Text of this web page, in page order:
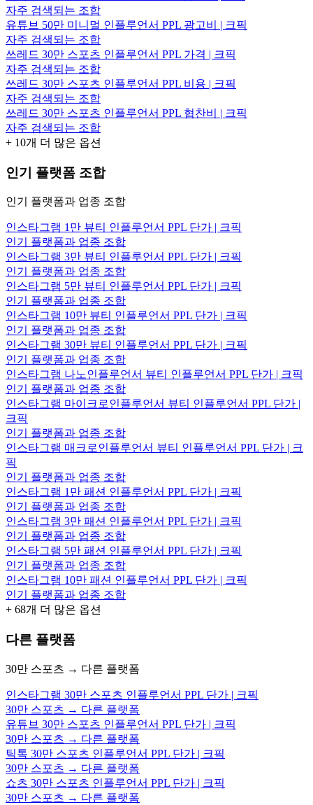
자주 검색되는 조합
유튜브 50만 미니멀 인플루언서 PPL 광고비 | 크픽
자주 검색되는 조합
쓰레드 30만 스포츠 인플루언서 PPL 가격 | 크픽
자주 검색되는 조합
쓰레드 30만 스포츠 인플루언서 PPL 비용 | 크픽
자주 검색되는 조합
쓰레드 30만 스포츠 인플루언서 PPL 협찬비 | 크픽
자주 검색되는 조합
+ 10개 더 많은 옵션
인기 플랫폼 조합
인기 플랫폼과 업종 조합
인스타그램 1만 뷰티 인플루언서 PPL 단가 | 크픽
인기 플랫폼과 업종 조합
인스타그램 3만 뷰티 인플루언서 PPL 단가 | 크픽
인기 플랫폼과 업종 조합
인스타그램 5만 뷰티 인플루언서 PPL 단가 | 크픽
인기 플랫폼과 업종 조합
인스타그램 10만 뷰티 인플루언서 PPL 단가 | 크픽
인기 플랫폼과 업종 조합
인스타그램 30만 뷰티 인플루언서 PPL 단가 | 크픽
인기 플랫폼과 업종 조합
인스타그램 나노인플루언서 뷰티 인플루언서 PPL 단가 | 크픽
인기 플랫폼과 업종 조합
인스타그램 마이크로인플루언서 뷰티 인플루언서 PPL 단가 |
크픽
인기 플랫폼과 업종 조합
인스타그램 매크로인플루언서 뷰티 인플루언서 PPL 단가 | 크
픽
인기 플랫폼과 업종 조합
인스타그램 1만 패션 인플루언서 PPL 단가 | 크픽
인기 플랫폼과 업종 조합
인스타그램 3만 패션 인플루언서 PPL 단가 | 크픽
인기 플랫폼과 업종 조합
인스타그램 5만 패션 인플루언서 PPL 단가 | 크픽
인기 플랫폼과 업종 조합
인스타그램 10만 패션 인플루언서 PPL 단가 | 크픽
인기 플랫폼과 업종 조합
+ 68개 더 많은 옵션
다른 플랫폼
30만 스포츠 → 다른 플랫폼
인스타그램 30만 스포츠 인플루언서 PPL 단가 | 크픽
30만 스포츠 → 다른 플랫폼
유튜브 30만 스포츠 인플루언서 PPL 단가 | 크픽
30만 스포츠 → 다른 플랫폼
틱톡 30만 스포츠 인플루언서 PPL 단가 | 크픽
30만 스포츠 → 다른 플랫폼
쇼츠 30만 스포츠 인플루언서 PPL 단가 | 크픽
30만 스포츠 → 다른 플랫폼